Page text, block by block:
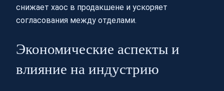
снижает хаос в продакшене и ускоряет
согласования между отделами.
Экономические аспекты и
влияние на индустрию